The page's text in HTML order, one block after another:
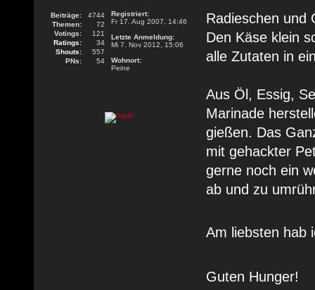
Beiträge:
4744
Themen:
72
Votings:
121
Ratings:
34
Shouts:
557
PNs:
54
Registriert:
Fr 17. Aug 2007, 14:46
Letzte Anmeldung:
Mi 7. Nov 2012, 15:06
Wohnort:
Peine
Radieschen und
Den Käse klein
alle Zutaten in
Aus Öl, Essig,
Marinade
gießen. Das
mit gehackter
gerne noch ein
ab und zu
Am liebsten hab
Guten Hunger!